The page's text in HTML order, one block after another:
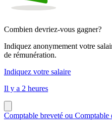
Combien devriez-vous gagner?
Indiquez anonymement votre
de rémunération.
Indiquez votre salaire
Il y a 2 heures
Comptable breveté ou